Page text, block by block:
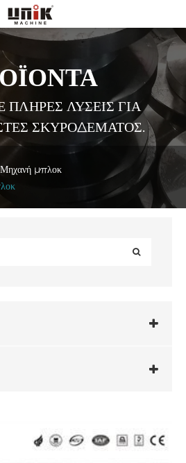
ΛΥΣΕΙΣ ΓΙΑ
ΣΚΥΡΟΔΕΜΑΤΟΣ.
Μηχανή μπλοκ